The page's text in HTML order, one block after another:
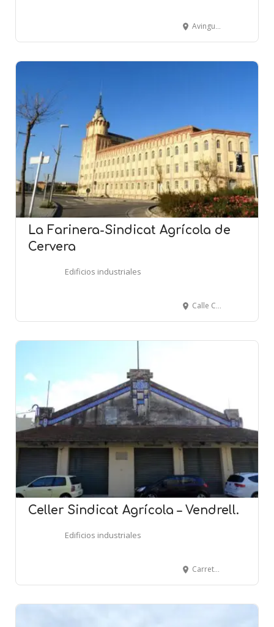
Avinguda Montblanc, 2- ALCOVER
La Farinera-Sindicat Agrícola de
Cervera
Edificios industriales
Calle Castellnou - Av. dels Pirineus - CERVERA
Celler Sindicat Agrícola – Vendrell.
Edificios industriales
Carretera de Valls, 15 - EL VENDRELL